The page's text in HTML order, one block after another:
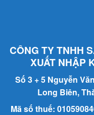
CÔNG TY TNHH
XUẤT NHẬP
Số 3 + 5 Nguyễn
Long Biên,
Mã số thuế: